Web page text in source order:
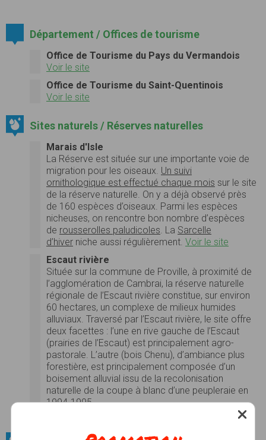
Département / Offices de tourisme
Office de Tourisme du Pays du Vermandois
Voir le site
Office de Tourisme du Saint-Quentinois
Voir le site
Sites naturels / Réserves naturelles
Marais d'Isle
La Réserve est située sur une importante voie de
migration pour les oiseaux. Un suivi
ornithologique est effectué chaque mois sur le site
de la réserve naturelle. On y a déjà observé près
de 160 espèces d’oiseaux. Parmi les espèces
nicheuses, on rencontre bon nombre d’espèces
de rousserolles paludicoles . La Sarcelle
d’hiver niche aussi régulièrement. Voir le site
Escaut rivière
Située sur la commune de Proville, à proximité de
l’agglomération de Cambrai, la réserve naturelle
régionale de l’Escaut rivière constitue, sur environ
60 hectares, un complexe de milieux humides
alluviaux. Traversé par l’Escaut rivière, le site offre
deux facettes : l’une en rive gauche de l’Escaut
(prairies de l’Escaut) est principalement agro-
pastorale. L’autre (bois Chenu), d’ambiance plus
forestière, est principalement composée d’un
boisement alluvial issu de la recolonisation
naturelle de la coupe à blanc d’une peupleraie en
1994-1995.